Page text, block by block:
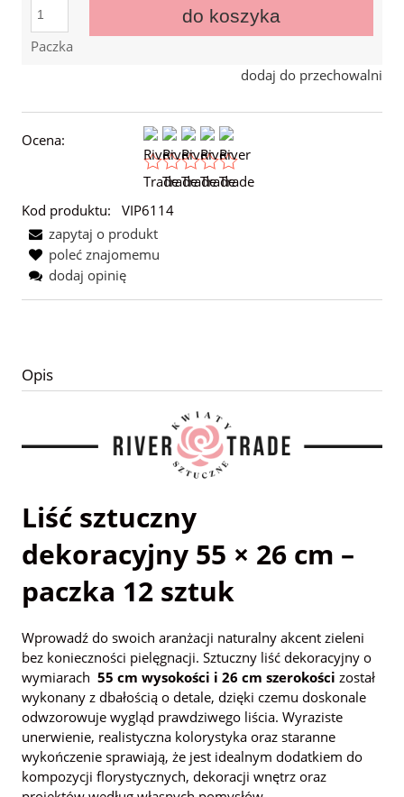
Paczka
do koszyka
dodaj do przechowalni
Ocena:
Kod produktu:
VIP6114
zapytaj o produkt
poleć znajomemu
dodaj opinię
Opis
Liść sztuczny
dekoracyjny 55 × 26 cm –
paczka 12 sztuk
Wprowadź do swoich aranżacji naturalny akcent zieleni
bez konieczności pielęgnacji. Sztuczny liść dekoracyjny o
wymiarach 55 cm wysokości i 26 cm szerokości został
wykonany z dbałością o detale, dzięki czemu doskonale
odwzorowuje wygląd prawdziwego liścia. Wyraziste
unerwienie, realistyczna kolorystyka oraz staranne
wykończenie sprawiają, że jest idealnym dodatkiem do
kompozycji florystycznych, dekoracji wnętrz oraz